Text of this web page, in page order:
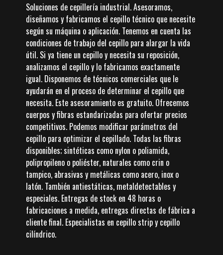
Soluciones de cepillería industrial. Asesoramos,
diseñamos y fabricamos el cepillo técnico que necesite
según su máquina o aplicación. Tenemos en cuenta las
condiciones de trabajo del cepillo para alargar la vida
útil. Si ya tiene un cepillo y necesita su reposición,
analizamos el cepillo y lo fabricamos exactamente
igual. Disponemos de técnicos comerciales que le
ayudarán en el proceso de determinar el cepillo que
necesita. Este asesoramiento es gratuito. Ofrecemos
cuerpos y fibras estandarizadas para ofertar precios
competitivos. Podemos modificar parámetros del
cepillo para optimizar el cepillado. Todas las fibras
disponibles; sintéticas como nylon o poliamida,
polipropileno o poliéster, naturales como crin o
tampico, abrasivas y metálicas como acero, inox o
latón. También antiestáticas, metaldetectables y
especiales. Entregas de stock en 48 horas o
fabricaciones a medida, entregas directas de fábrica a
cliente final. Especialistas en cepillo strip y cepillo
cilíndrico.